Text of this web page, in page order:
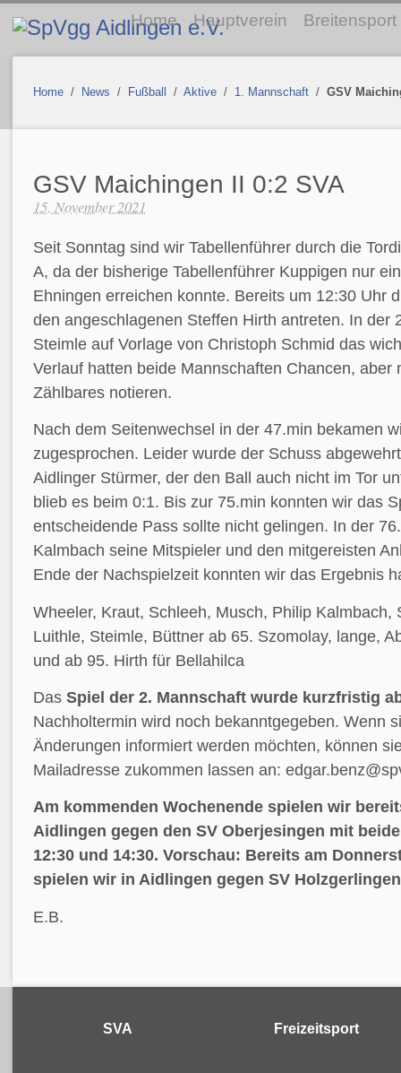
Home Hauptverein Breitensport
Home / News / Fußball / Aktive / 1. Mannschaft / GSV
GSV Maichingen II 0:2 SVA
15. November 2021
Seit Sonntag sind wir Tabellenführer durch die
A, da der bisherige Tabellenführer Kuppigen nur
Ehningen erreichen konnte. Bereits um 12:30 Uhr
den angeschlagenen Steffen Hirth antreten. In der
Steimle auf Vorlage von Christoph Schmid das
Verlauf hatten beide Mannschaften Chancen, aber
Zählbares notieren.
Nach dem Seitenwechsel in der 47.min bekamen
zugesprochen. Leider wurde der Schuss
Aidlinger Stürmer, der den Ball auch nicht im Tor
blieb es beim 0:1. Bis zur 75.min konnten wir das
entscheidende Pass sollte nicht gelingen. In der
Kalmbach seine Mitspieler und den mitgereisten
Ende der Nachspielzeit konnten wir das Ergebnis
Wheeler, Kraut, Schleeh, Musch, Philip Kalmbach,
Luithle, Steimle, Büttner ab 65. Szomolay, lange,
und ab 95. Hirth für Bellahilca
Das Spiel der 2. Mannschaft wurde kurzfristig
Nachholtermin wird noch bekanntgegeben. Wenn
Änderungen informiert werden möchten, können
Mailadresse zukommen lassen an:
Am kommenden Wochenende spielen wir
Aidlingen gegen den SV Oberjesingen mit
12:30 und 14:30. Vorschau: Bereits am
spielen wir in Aidlingen gegen SV
E.B.
SVA Freizeitsport